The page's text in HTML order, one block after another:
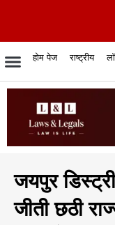
होम पेज राष्ट्रीय
जयपुर
जीती छठी